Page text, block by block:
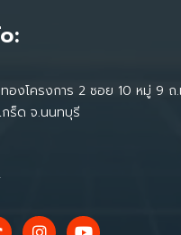
องโครงการ 2 ซอย 10 หมู่ 9
ร็ด จ.นนทบุรี